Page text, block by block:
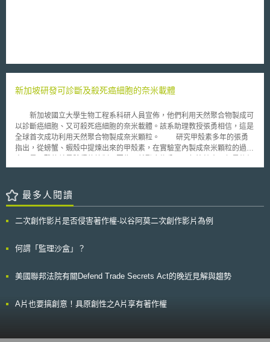
新加坡研發可診斷及殺死癌細胞的奈米載體
新加坡國立大學生物工程系科研人員宣佈，他們利用天然聚合物製成可
以診斷癌細胞、又可殺死癌細胞的奈米載體。該系助理教授張勇相信，這是
全球首次成功利用天然聚合物製成奈米顆粒。 研究甲殼素多年的張勇
指出，從螃蟹、蝦殼中提煉出來的甲殼素，在實驗室內製成奈米顆粒的過程
突破瓶頸，以甲殼素研製出直徑約五十奈米的奈米顆粒，很容就可以被比它
顆粒，具備適合生物體、擁有生物功能等特性。 這些奈米顆粒將可用
來裝載被稱為人工原子，以細微半導體材料製成的量子點和藥物。由於量子
幾個小時。因此把裝載量子點和藥物的奈米顆粒送入讓癌細胞吸收後，就可
國大醫學院展開合作，在成肌細胞內注入裝載量子點的奈米顆粒，然後把成
最多人閱讀
二次創作影片是否侵害著作權-以谷阿莫二次創作影片為例
何謂「監理沙盒」？
美國聯邦法院有關Defend Trade Secrets Act的晚近見解與趨勢
A片也要搞創意！具原創性之A片享有著作權